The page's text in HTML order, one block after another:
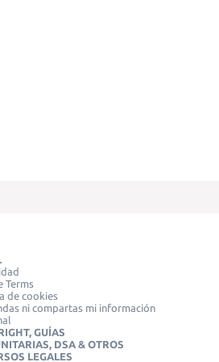
Terms
de cookies
ni compartas mi información
GUÍAS
DSA & OTROS
LEGALES